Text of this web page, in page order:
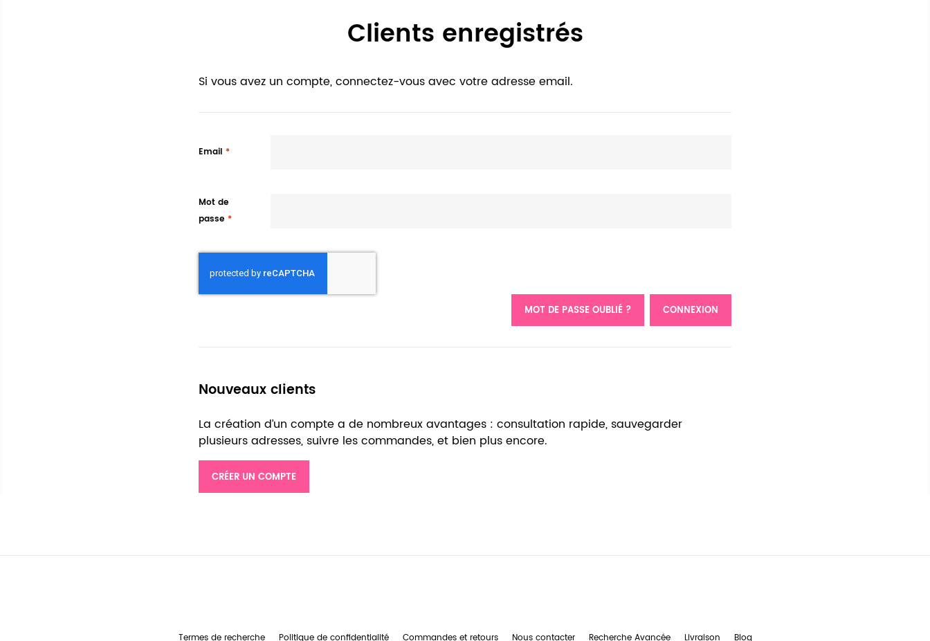
Clients enregistrés
Si vous avez un compte, connectez-vous avec votre adresse email.
Email
Mot de
passe
CONNEXION
MOT DE PASSE OUBLIÉ ?
Nouveaux clients
La création d’un compte a de nombreux avantages : consultation rapide, sauvegarder
plusieurs adresses, suivre les commandes, et bien plus encore.
CRÉER UN COMPTE
Termes de recherche Politique de confidentialité Commandes et retours Nous contacter Recherche Avancée Livraison Blog